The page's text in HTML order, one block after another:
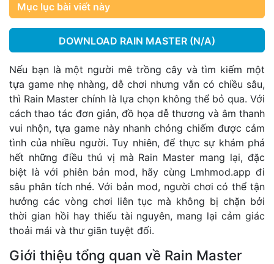
Mục lục bài viết này
DOWNLOAD RAIN MASTER (N/A)
Nếu bạn là một người mê trồng cây và tìm kiếm một
tựa game nhẹ nhàng, dễ chơi nhưng vẫn có chiều sâu,
thì Rain Master chính là lựa chọn không thể bỏ qua. Với
cách thao tác đơn giản, đồ họa dễ thương và âm thanh
vui nhộn, tựa game này nhanh chóng chiếm được cảm
tình của nhiều người. Tuy nhiên, để thực sự khám phá
hết những điều thú vị mà Rain Master mang lại, đặc
biệt là với phiên bản mod, hãy cùng Lmhmod.app đi
sâu phân tích nhé. Với bản mod, người chơi có thể tận
hưởng các vòng chơi liên tục mà không bị chặn bởi
thời gian hồi hay thiếu tài nguyên, mang lại cảm giác
thoải mái và thư giãn tuyệt đối.
Giới thiệu tổng quan về Rain Master